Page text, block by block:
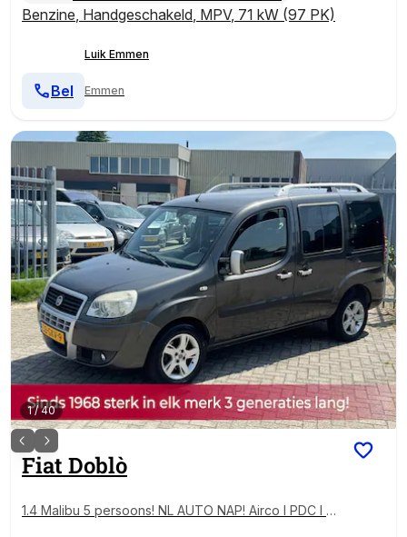
Benzine, Handgeschakeld, MPV, 71 kW (97 PK)
Luik Emmen
Emmen
Bel
1/40
Fiat Doblò
1.4 Malibu 5 persoons! NL AUTO NAP! Airco l PDC l 2